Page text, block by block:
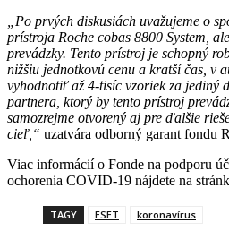
„Po prvých diskusiách uvažujeme o
prístroja Roche cobas 8800 System,
prevádzky. Tento prístroj je schopný
nižšiu jednotkovú cenu a kratší čas, v
vyhodnotiť až 4-tisíc vzoriek za jediný
partnera, ktorý by tento prístroj
samozrejme otvorený aj pre ďalšie
cieľ,“ uzatvára odborný garant fondu
Viac informácií o Fonde na podporu
ochorenia COVID-19 nájdete na
TAGY ESET koronavírus